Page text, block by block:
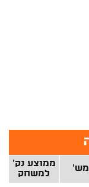
מש'
ממוצע נק'
למשחק